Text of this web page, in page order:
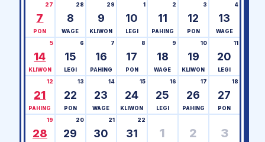
7
27
PON
8
28
WAGE
9
29
KLIWON
10
1
LEGI
11
2
PAHING
12
3
PON
13
4
WAGE
14
5
KLIWON
15
6
LEGI
16
7
PAHING
17
8
PON
18
9
WAGE
19
10
KLIWON
20
11
LEGI
21
12
PAHING
22
13
PON
23
14
WAGE
24
15
KLIWON
25
16
LEGI
26
17
PAHING
27
18
PON
28
19
29
20
30
21
31
22
1 2 3